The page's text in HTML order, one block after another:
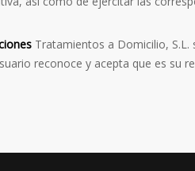
Tratamientos a Domicilio,
reconoce y acepta que es su